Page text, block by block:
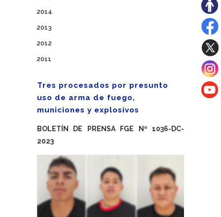
2014
2013
2012
2011
Tres procesados por presunto
uso de arma de fuego,
municiones y explosivos
BOLETÍN DE PRENSA FGE Nº 1036-DC-
2023